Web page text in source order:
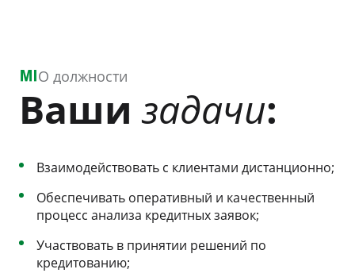
О должности
Ваши задачи:
Взаимодействовать с клиентами дистанционно;
Обеспечивать оперативный и качественный
процесс анализа кредитных заявок;
Участвовать в принятии решений по
кредитованию;